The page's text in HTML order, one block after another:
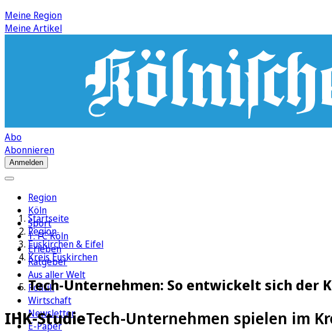
Meine Region
Meine Artikel
Abo
Abonnieren
Anmelden
Region
Köln
Sport
1. FC Köln
Erleben
Ratgeber
Aus aller Welt
Politik
Wirtschaft
Newsletter
E-Paper
Startseite
Region
Euskirchen & Eifel
Kreis Euskirchen
Tech-Unternehmen: So entwickelt sich der
IHK-StudieTech-Unternehmen spielen im